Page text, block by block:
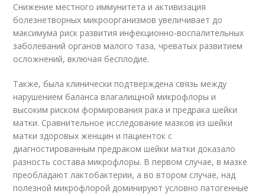
Снижение местного иммунитета и активизация
болезнетворных микроорганизмов увеличивает до
максимума риск развития инфекционно-воспалительных
заболеваний органов малого таза, чреватых развитием
осложнений, включая бесплодие.
Также, была клинически подтверждена связь между
нарушением баланса влагалищной микрофлоры и
высоким риском формирования рака и предрака шейки
матки. Сравнительное исследование мазков из шейки
матки здоровых женщин и пациенток с
диагностированным предраком шейки матки доказало
разность состава микрофлоры. В первом случае, в мазке
преобладают лактобактерии, а во втором случае, над
полезной микрофлорой доминируют условно патогенные